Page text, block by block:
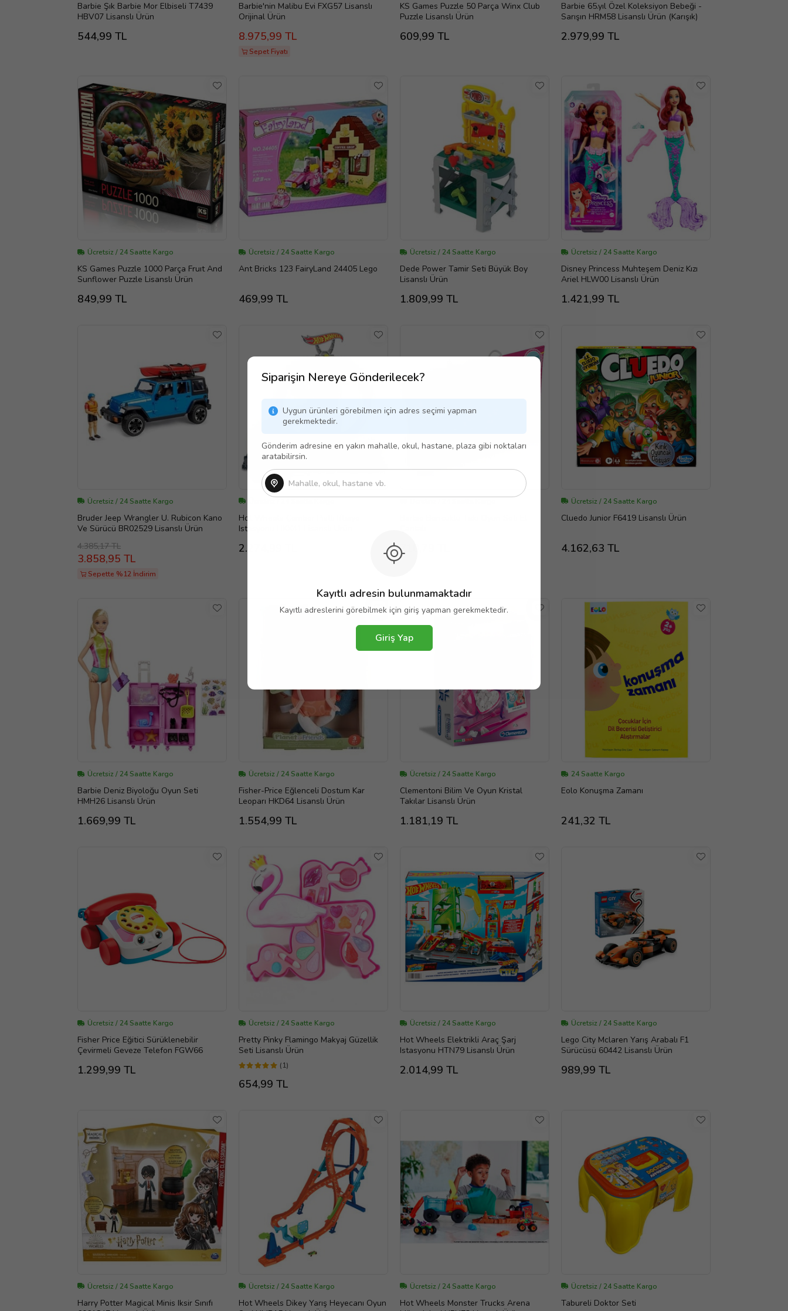
Siparişin Nereye Gönderilecek?
Uygun ürünleri görebilmen için adres seçimi yapman
gerekmektedir.
Gönderim adresine en yakın mahalle, okul, hastane, plaza gibi noktaları
aratabilirsin.
Kayıtlı adresin bulunmamaktadır
Kayıtlı adreslerini görebilmek için giriş yapman gerekmektedir.
Giriş Yap
Barbie Şık Barbie Mor Elbiseli T7439
HBV07 Lisanslı Ürün
544,99 TL
Barbie'nin Malibu Evi FXG57 Lisanslı
Orijinal Ürün
8.975,99 TL
Sepet Fiyatı
KS Games Puzzle 50 Parça Winx Club
Puzzle Lisanslı Ürün
609,99 TL
Barbie 65.yıl Özel Koleksiyon Bebeği -
Sarışın HRM58 Lisanslı Ürün (Karışık)
2.979,99 TL
Ücretsiz / 24 Saatte Kargo
KS Games Puzzle 1000 Parça Fruıt And
Sunflower Puzzle Lisanslı Ürün
849,99 TL
Ücretsiz / 24 Saatte Kargo
Ant Bricks 123 FairyLand 24405 Lego
469,99 TL
Ücretsiz / 24 Saatte Kargo
Dede Power Tamir Seti Büyük Boy
Lisanslı Ürün
1.809,99 TL
Ücretsiz / 24 Saatte Kargo
Disney Princess Muhteşem Deniz Kızı
Ariel HLW00 Lisanslı Ürün
1.421,99 TL
Ücretsiz / 24 Saatte Kargo
Bruder Jeep Wrangler U. Rubicon Kano
Ve Sürücü BR02529 Lisanslı Ürün
4.385,17 TL
3.858,95 TL
Sepette %12 İndirim
Hot Wheels Çember Pistli Iftaiye
Istasyonu HKX41 Lisanslı Ürün
2.274,99 TL 710,79 TL
Ücretsiz / 24 Saatte Kargo
Cluedo Junior F6419 Lisanslı Ürün
4.162,63 TL
Ücretsiz / 24 Saatte Kargo
Barbie Deniz Biyoloğu Oyun Seti
HMH26 Lisanslı Ürün
1.669,99 TL
Ücretsiz / 24 Saatte Kargo
Fisher-Price Eğlenceli Dostum Kar
Leoparı HKD64 Lisanslı Ürün
1.554,99 TL
Ücretsiz / 24 Saatte Kargo
Clementoni Bilim Ve Oyun Kristal
Takılar Lisanslı Ürün
1.181,19 TL
24 Saatte Kargo
Eolo Konuşma Zamanı
241,32 TL
Ücretsiz / 24 Saatte Kargo
Fisher Price Eğitici Sürüklenebilir
Çevirmeli Geveze Telefon FGW66
1.299,99 TL
Ücretsiz / 24 Saatte Kargo
Pretty Pinky Flamingo Makyaj Güzellik
Seti Lisanslı Ürün
(1)
654,99 TL
Ücretsiz / 24 Saatte Kargo
Hot Wheels Elektrikli Araç Şarj
Istasyonu HTN79 Lisanslı Ürün
2.014,99 TL
Ücretsiz / 24 Saatte Kargo
Lego City Mclaren Yarış Arabalı F1
Sürücüsü 60442 Lisanslı Ürün
989,99 TL
Ücretsiz / 24 Saatte Kargo
Harry Potter Magical Minis Iksir Sınıfı
Ücretsiz / 24 Saatte Kargo
Hot Wheels Dikey Yarış Heyecanı Oyun
Ücretsiz / 24 Saatte Kargo
Hot Wheels Monster Trucks Arena
Ücretsiz / 24 Saatte Kargo
Tabureli Doktor Seti